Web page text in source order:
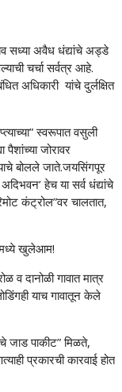
सध्या अवैध धंद्यांचे अड्डे
चर्चा सर्वत्र आहे.
अधिकारी यांचे दुर्लक्षित
स्वरूपात वसुली
जोरावर
बोलले जाते.जयसिंगपूर
हेच या सर्व धंद्यांचे
कंट्रोल”वर चालतात,
मध्ये खुलेआम!
व दानोळी गावात मात्र
याच गावातून केले
जाड पाकीट” मिळते,
प्रकारची कारवाई होत